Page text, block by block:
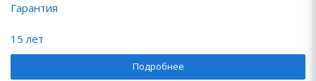
Гарантия
15 лет
Подробнее